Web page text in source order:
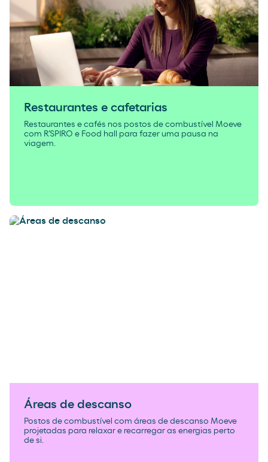
Restaurantes e cafetarias
Restaurantes e cafés nos postos de combustível Moeve
com R'SPIRO e Food hall para fazer uma pausa na
viagem.
Áreas de descanso
Postos de combustível com áreas de descanso Moeve
projetadas para relaxar e recarregar as energias perto
de si.